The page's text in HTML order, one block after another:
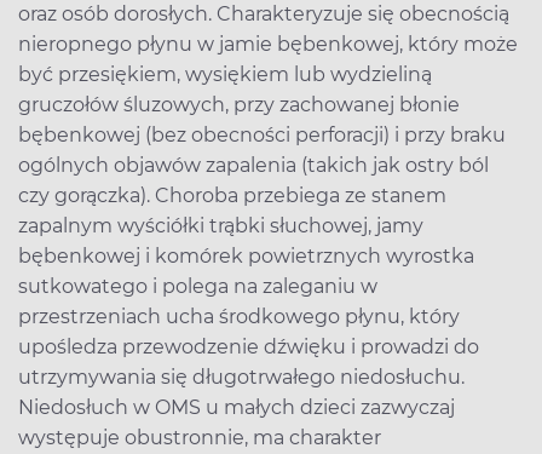
oraz osób dorosłych. Charakteryzuje się obecnością
nieropnego płynu w jamie bębenkowej, który może
być przesiękiem, wysiękiem lub wydzieliną
gruczołów śluzowych, przy zachowanej błonie
bębenkowej (bez obecności perforacji) i przy braku
ogólnych objawów zapalenia (takich jak ostry ból
czy gorączka). Choroba przebiega ze stanem
zapalnym wyściółki trąbki słuchowej, jamy
bębenkowej i komórek powietrznych wyrostka
sutkowatego i polega na zaleganiu w
przestrzeniach ucha środkowego płynu, który
upośledza przewodzenie dźwięku i prowadzi do
utrzymywania się długotrwałego niedosłuchu.
Niedosłuch w OMS u małych dzieci zazwyczaj
występuje obustronnie, ma charakter